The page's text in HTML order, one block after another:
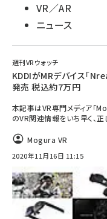
VR／AR
ニュース
週刊VRウォッチ
KDDIがMRデバイス「
発売 税込約7万円
本記事はVR専門メディア「
のVR関連情報をいち早く、正
Mogura VR
2020年11月16日 11:15